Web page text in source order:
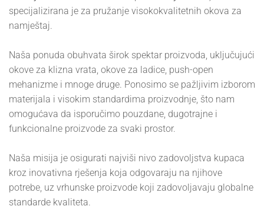
specijalizirana je za pružanje visokokvalitetnih okova za
namještaj.
Naša ponuda obuhvata širok spektar proizvoda, uključujući
okove za klizna vrata, okove za ladice, push-open
mehanizme i mnoge druge. Ponosimo se pažljivim izborom
materijala i visokim standardima proizvodnje, što nam
omogućava da isporučimo pouzdane, dugotrajne i
funkcionalne proizvode za svaki prostor.
Naša misija je osigurati najviši nivo zadovoljstva kupaca
kroz inovativna rješenja koja odgovaraju na njihove
potrebe, uz vrhunske proizvode koji zadovoljavaju globalne
standarde kvaliteta.